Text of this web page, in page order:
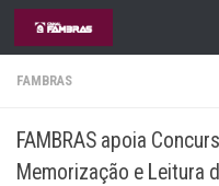
Skip to content
FAMBRAS
FAMBRAS apoia
Memorização e Leitura